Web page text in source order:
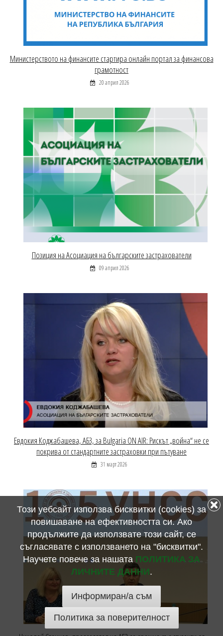
Министерството на финансите стартира онлайн портал за финансова
грамотност
20 април 2026
Позиция на Асоциация на българските застрахователи
09 април 2026
Евдокия Коджабашева, АБЗ, за Bulgaria ON AIR: Рискът „война“ не се
покрива от стандартните застраховки при пътуване
31 март 2026
Този уебсайт използва бисквитки (cookies) за
повишаване на ефективността си. Ако
продължите да използвате този сайт, се
съгласявате с използването на "бисквитки".
Научете повече за нашата ПОЛИТИКА ЗА
ЛИЧНИТЕ ДАННИ.
Информиран/а съм
Политика за поверителност